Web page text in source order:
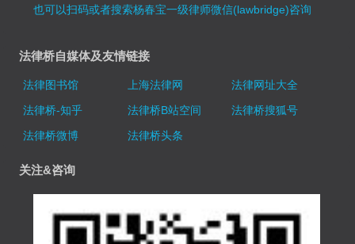
也可以扫码或者搜索杨春宝一级律师微信(lawbridge)咨询
法律桥自媒体及友情链接
法律图书馆 上海法律网
法律网址大全
法律桥-知乎
法律桥B站空间
法律桥搜狐号
法律桥微博
法律桥头条
关注&咨询